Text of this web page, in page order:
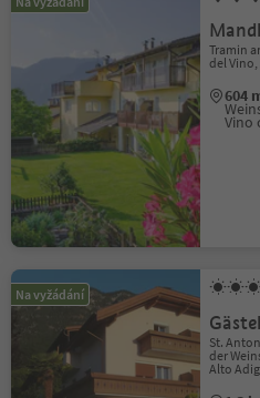
Tramin
del Vino,
604
Vino
Na vyžádání
St.
der
Alto